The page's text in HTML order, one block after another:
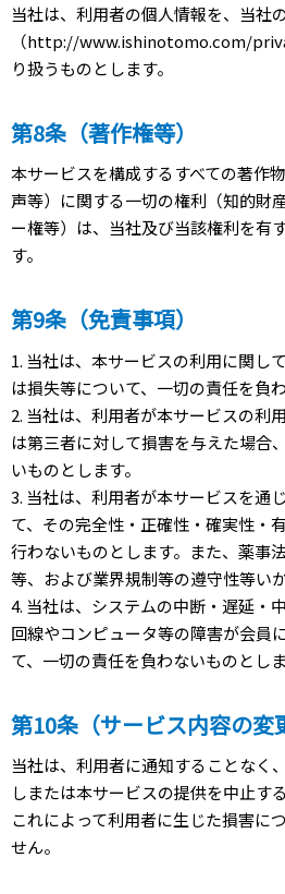
当社は、利用者の個人情報を、当社
（http://www.ishinotomo.com/
り扱うものとします。
第8条（著作権等）
本サービスを構成するすべての著作
声等）に関する一切の権利（知的財
ー権等）は、当社及び当該権利を有
す。
第9条（免責事項）
1. 当社は、本サービスの利用に関し
は損失等について、一切の責任を負
2. 当社は、利用者が本サービスの利
は第三者に対して損害を与えた場合
いものとします。
3. 当社は、利用者が本サービスを通
て、その完全性・正確性・確実性・
行わないものとします。また、薬事
等、および業界規制等の遵守性等い
4. 当社は、システムの中断・遅延・
回線やコンピュータ等の障害が会員
て、一切の責任を負わないものとしま
第10条（サービス内容の変
当社は、利用者に通知することなく
しまたは本サービスの提供を中止す
これによって利用者に生じた損害に
せん。